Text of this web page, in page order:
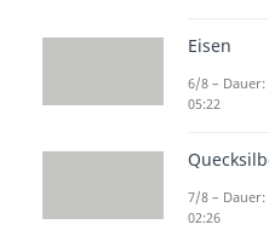
Du musst dir
jede
im
denn es gibt
im
diesen
Eisen
6/8 – Dauer:
05:22
7/8 – Dauer:
02:26